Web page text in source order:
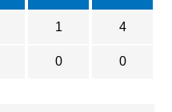
1 4
0 0